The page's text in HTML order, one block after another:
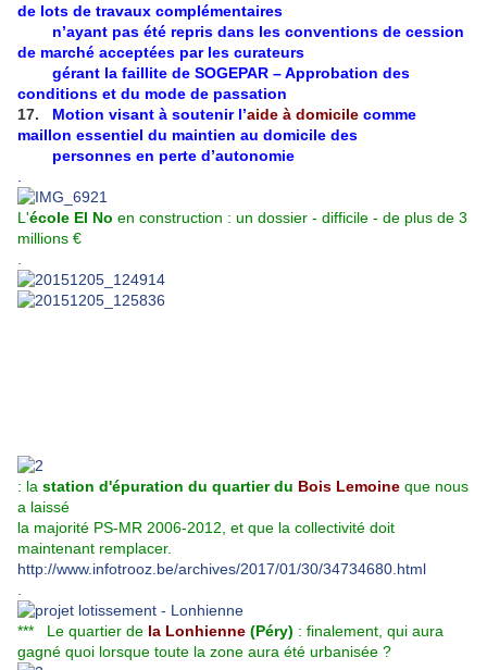
de lots de travaux complémentaires
n’ayant pas été repris dans les conventions de cession
de marché acceptées par les curateurs
gérant la faillite de SOGEPAR – Approbation des
conditions et du mode de passation
17. Motion visant à soutenir l’aide à domicile comme
maillon essentiel du maintien au domicile des
personnes en perte d’autonomie
L'école El No en construction : un dossier - difficile - de plus de 3
millions €
: la station d'épuration du quartier du Bois Lemoine que nous
a laissé
la majorité PS-MR 2006-2012, et que la collectivité doit
maintenant remplacer.
http://www.infotrooz.be/archives/2017/01/30/34734680.html
*** Le quartier de la Lonhienne (Péry) : finalement, qui aura
gagné quoi lorsque toute la zone aura été urbanisée ?